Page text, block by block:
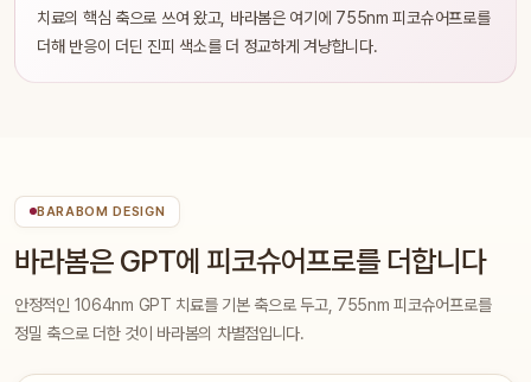
치료의 핵심 축으로 쓰여 왔고, 바라봄은 여기에 755nm 피코슈어프로를
더해 반응이 더딘 진피 색소를 더 정교하게 겨냥합니다.
BARABOM DESIGN
바라봄은 GPT에 피코슈어프로를 더합니다
안정적인 1064nm GPT 치료를 기본 축으로 두고, 755nm 피코슈어프로를
정밀 축으로 더한 것이 바라봄의 차별점입니다.